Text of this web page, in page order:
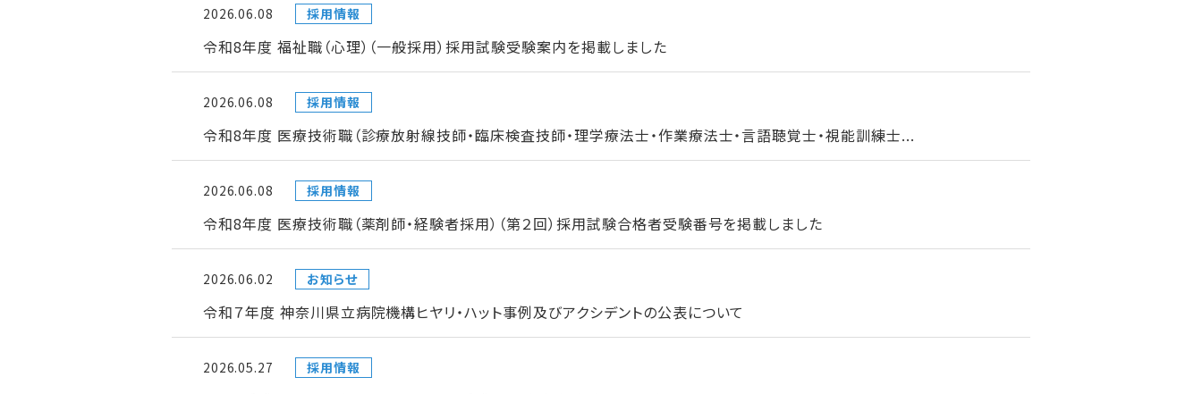
2026.06.08 採用情報
令和8年度 福祉職（心理）（一般採用）採用試験受験案内を掲載しました
2026.06.08 採用情報
令和8年度 医療技術職（診療放射線技師・臨床検査技師・理学療法士・作業療法士・言語聴覚士・視能訓練士...
2026.06.08 採用情報
令和8年度 医療技術職（薬剤師・経験者採用）（第２回）採用試験合格者受験番号を掲載しました
2026.06.02 お知らせ
令和７年度 神奈川県立病院機構ヒヤリ・ハット事例及びアクシデントの公表について
2026.05.27 採用情報